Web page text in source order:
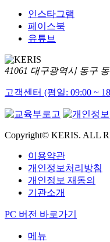
인스타그램
페이스북
유튜브
41061 대구광역시 동구
고객센터 (평일: 09:00 ~
Copyright© KERIS. ALL
이용약관
개인정보처리방침
개인정보 재동의
기관소개
PC 버전 바로가기
메뉴